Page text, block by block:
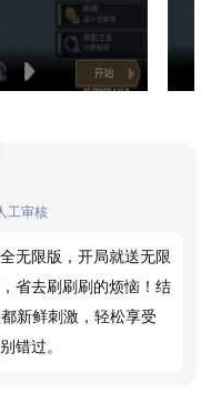
工审核
无限版，开局就送无限
省去刷刷刷的烦恼！结
新鲜刺激，轻松享受
错过。